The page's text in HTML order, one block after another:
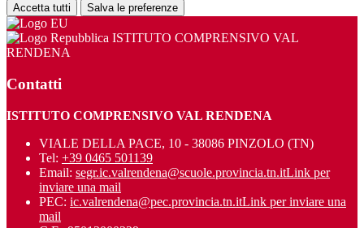
Accetta tutti Salva le preferenze
ISTITUTO COMPRENSIVO VAL
RENDENA
Contatti
ISTITUTO COMPRENSIVO VAL RENDENA
VIALE DELLA PACE, 10 - 38086 PINZOLO (TN)
Tel: +39 0465 501139
Email: segr.ic.valrendena@scuole.provincia.tn.itLink per
inviare una mail
PEC: ic.valrendena@pec.provincia.tn.itLink per inviare una
mail